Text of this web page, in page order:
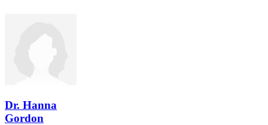
Dr. Hanna
Gordon